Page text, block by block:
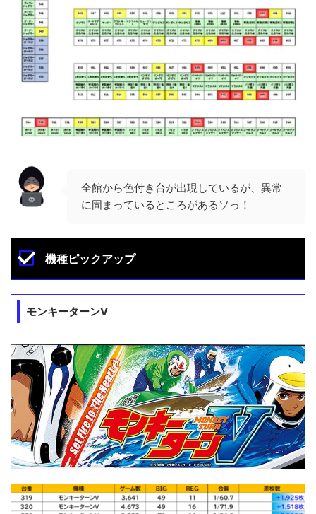
全館から色付き台が出現しているが、異常
に固まっているところがあるソっ！
機種ピックアップ
モンキーターンV